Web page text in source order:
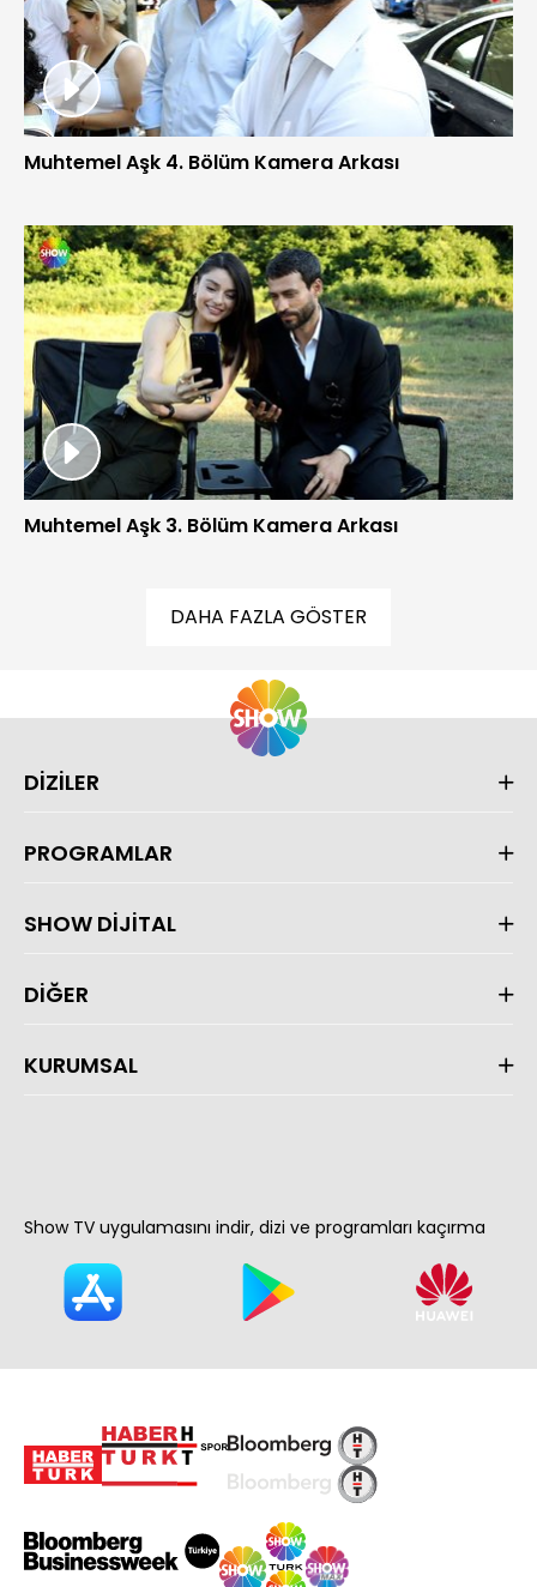
Muhtemel Aşk 4. Bölüm Kamera Arkası
Muhtemel Aşk 3. Bölüm Kamera Arkası
DAHA FAZLA GÖSTER
DİZİLER
PROGRAMLAR
SHOW DİJİTAL
DİĞER
KURUMSAL
Show TV uygulamasını indir, dizi ve programları kaçırma